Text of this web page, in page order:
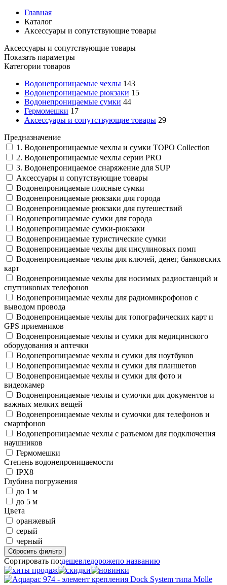
Главная
Каталог
Аксессуары и сопутствующие товары
Аксессуары и сопутствующие товары
Показать параметры
Категории товаров
Водонепроницаемые чехлы 143
Водонепроницаемые рюкзаки 15
Водонепроницаемые сумки 44
Гермомешки 17
Аксессуары и сопутствующие товары 29
Предназначение
1. Водонепроницаемые чехлы и сумки TOPO Collection
2. Водонепроницаемые чехлы серии PRO
3. Водонепроницаемое снаряжение для SUP
Аксессуары и сопутствующие товары
Водонепроницаемые поясные сумки
Водонепроницаемые рюкзаки для города
Водонепроницаемые рюкзаки для путешествий
Водонепроницаемые сумки для города
Водонепроницаемые сумки-рюкзаки
Водонепроницаемые туристические сумки
Водонепроницаемые чехлы для инсулиновых помп
Водонепроницаемые чехлы для ключей, денег, банковских
карт
Водонепроницаемые чехлы для носимых радиостанций и
спутниковых телефонов
Водонепроницаемые чехлы для радиомикрофонов с
выводом провода
Водонепроницаемые чехлы для топографических карт и
GPS приемников
Водонепроницаемые чехлы и сумки для медицинского
оборудования и аптечки
Водонепроницаемые чехлы и сумки для ноутбуков
Водонепроницаемые чехлы и сумки для планшетов
Водонепроницаемые чехлы и сумки для фото и
видеокамер
Водонепроницаемые чехлы и сумочки для документов и
важных мелких вещей
Водонепроницаемые чехлы и сумочки для телефонов и
смартфонов
Водонепроницаемые чехлы с разъемом для подключения
наушников
Гермомешки
Степень водонепроницаемости
IPX8
Глубина погружения
до 1 м
до 5 м
Цвета
оранжевый
серый
черный
Сбросить фильтр
Сортировать по:дешевледорожепо названию